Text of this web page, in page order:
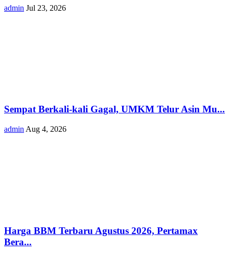
admin Jul 23, 2026
Sempat Berkali-kali Gagal, UMKM Telur Asin Mu...
admin Aug 4, 2026
Harga BBM Terbaru Agustus 2026, Pertamax
Bera...